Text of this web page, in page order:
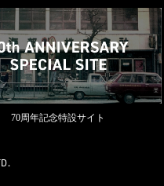
70周年記念特設サイト